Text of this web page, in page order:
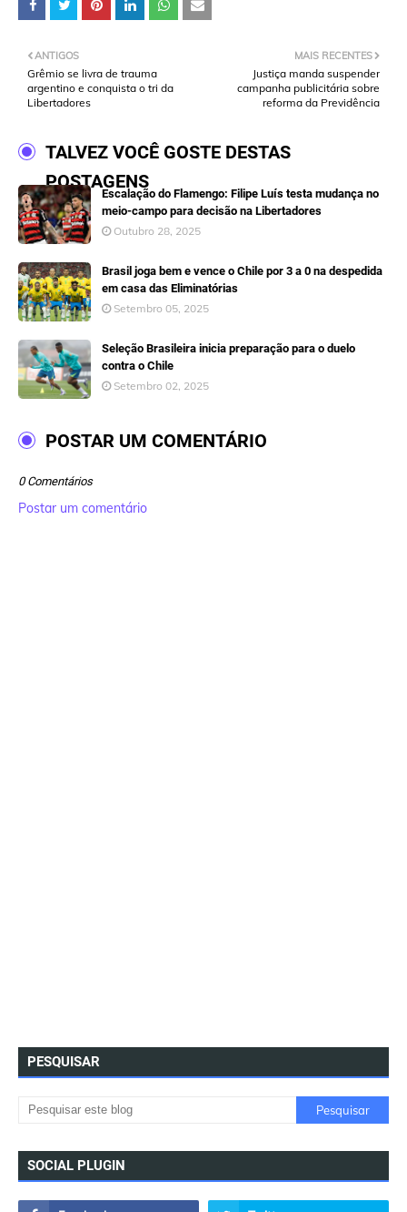
MAIS RECENTES
Justiça manda suspender
campanha publicitária sobre
reforma da Previdência
ANTIGOS
Grêmio se livra de trauma
argentino e conquista o tri da
Libertadores
TALVEZ VOCÊ GOSTE DESTAS
POSTAGENS
Escalação do Flamengo: Filipe Luís testa mudança no
meio-campo para decisão na Libertadores
Outubro 28, 2025
Brasil joga bem e vence o Chile por 3 a 0 na despedida
em casa das Eliminatórias
Setembro 05, 2025
Seleção Brasileira inicia preparação para o duelo
contra o Chile
Setembro 02, 2025
POSTAR UM COMENTÁRIO
0 Comentários
Postar um comentário
PESQUISAR
SOCIAL PLUGIN